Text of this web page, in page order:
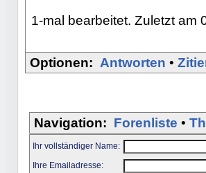
1-mal bearbeitet. Zuletzt am
Optionen: Antworten •
Navigation: Forenliste •
Ihr vollständiger Name:
Ihre Emailadresse: